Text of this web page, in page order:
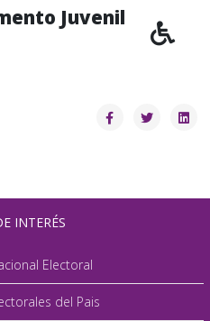
Juvenil
INTERÉS
Electoral
del Pais